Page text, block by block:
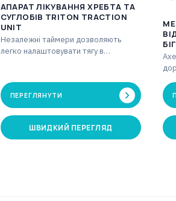
АПАРАТ ЛІКУВАННЯ ХРЕБТА ТА
СУГЛОБІВ TRITON TRACTION
UNIT
Незалежні таймери дозволяють
легко налаштовувати тягу в
ПЕРЕГЛЯНУТИ
ШВИДКИЙ ПЕРЕГЛЯД